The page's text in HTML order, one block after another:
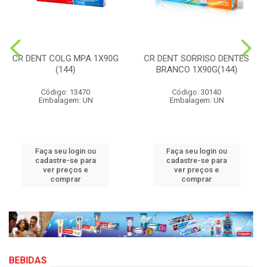
CR DENT COLG MPA 1X90G
(144)
Código: 13470
Embalagem: UN
Faça seu login ou
cadastre-se para
ver preços e
comprar
CR DENT SORRISO DENTES
BRANCO 1X90G(144)
Código: 30140
Embalagem: UN
Faça seu login ou
cadastre-se para
ver preços e
comprar
BEBIDAS